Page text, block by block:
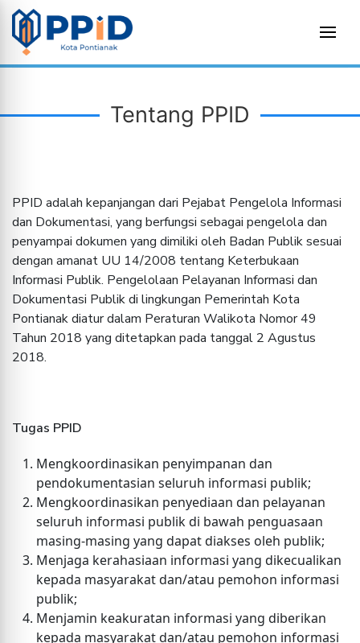
Tentang PPID
PPID adalah kepanjangan dari Pejabat Pengelola Informasi
dan Dokumentasi, yang berfungsi sebagai pengelola dan
penyampai dokumen yang dimiliki oleh Badan Publik sesuai
dengan amanat UU 14/2008 tentang Keterbukaan
Informasi Publik. Pengelolaan Pelayanan Informasi dan
Dokumentasi Publik di lingkungan Pemerintah Kota
Pontianak diatur dalam Peraturan Walikota Nomor 49
Tahun 2018 yang ditetapkan pada tanggal 2 Agustus
2018.
Tugas PPID
Mengkoordinasikan penyimpanan dan
pendokumentasian seluruh informasi publik;
Mengkoordinasikan penyediaan dan pelayanan
seluruh informasi publik di bawah penguasaan
masing-masing yang dapat diakses oleh publik;
Menjaga kerahasiaan informasi yang dikecualikan
kepada masyarakat dan/atau pemohon informasi
publik;
Menjamin keakuratan informasi yang diberikan
kepada masyarakat dan/atau pemohon informasi